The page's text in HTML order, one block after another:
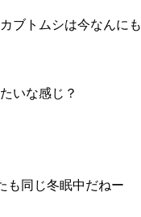
カブトムシは今なんに
いな感じ？
も同じ冬眠中だねー